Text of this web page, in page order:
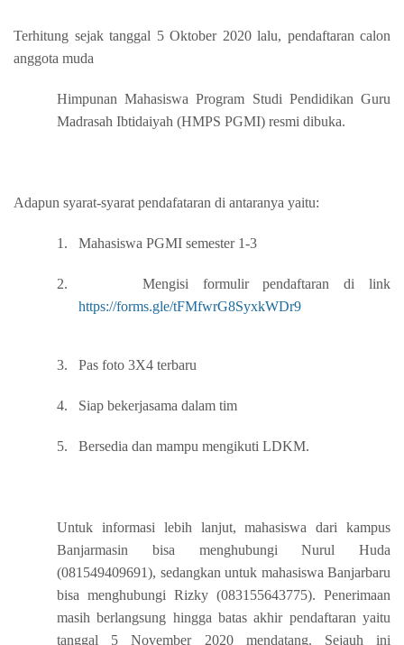
Terhitung sejak tanggal 5 Oktober 2020 lalu, pendaftaran calon
anggota muda
Himpunan Mahasiswa Program Studi Pendidikan Guru
Madrasah Ibtidaiyah (HMPS PGMI) resmi dibuka.
Adapun syarat-syarat pendafataran di antaranya yaitu:
1. Mahasiswa PGMI semester 1-3
2.
Mengisi formulir pendaftaran di link
https://forms.gle/tFMfwrG8SyxkWDr9
3. Pas foto 3X4 terbaru
4. Siap bekerjasama dalam tim
5. Bersedia dan mampu mengikuti LDKM.
Untuk informasi lebih lanjut, mahasiswa dari kampus
Banjarmasin bisa menghubungi Nurul Huda
(081549409691), sedangkan untuk mahasiswa Banjarbaru
bisa menghubungi Rizky (083155643775). Penerimaan
masih berlangsung hingga batas akhir pendaftaran yaitu
tanggal 5 November 2020 mendatang. Sejauh ini